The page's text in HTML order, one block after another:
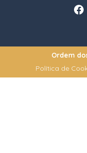
Ordem
Política de